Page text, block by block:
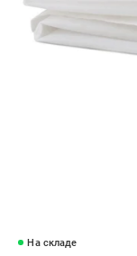
На складе